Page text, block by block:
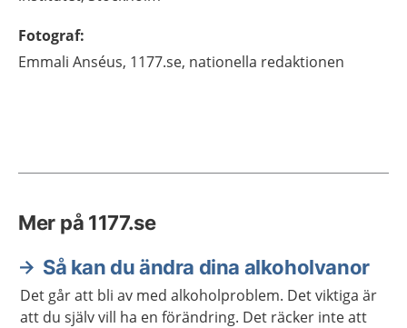
Fotograf:
Emmali Anséus, 1177.se, nationella redaktionen
Mer på 1177.se
Så kan du ändra dina alkoholvanor
Det går att bli av med alkoholproblem. Det viktiga är
att du själv vill ha en förändring. Det räcker inte att